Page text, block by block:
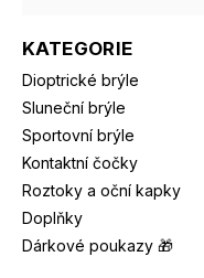
KATEGORIE
Dioptrické brýle
Sluneční brýle
Sportovní brýle
Kontaktní čočky
Roztoky a oční kapky
Doplňky
Dárkové poukazy 🎁